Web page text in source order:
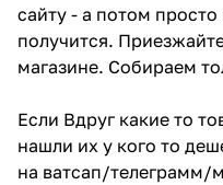
сайту - а потом просто
получится.
магазине. Собираем
Если Вдруг какие то
нашли их у кого то
на ватсап/телеграмм/